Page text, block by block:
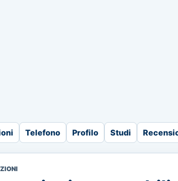
Telefono Profilo Studi